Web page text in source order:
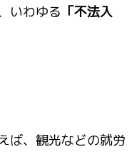
いわゆる 「不法入
ば、観光などの就労